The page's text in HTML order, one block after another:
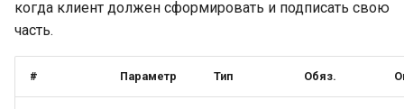
когда клиент должен сформировать и подписать свою
часть.
# Параметр Тип Обяз.